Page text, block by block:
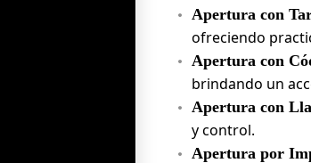
Apertura con
ofreciendo
Apertura con
brindando un
Apertura con
y control.
Apertura por